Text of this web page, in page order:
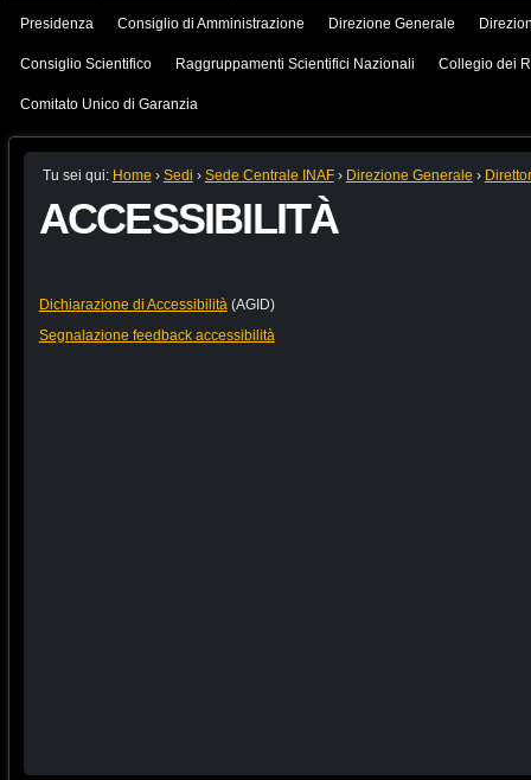
Presidenza Consiglio di Amministrazione Direzione Generale
Consiglio Scientifico Raggruppamenti Scientifici Nazionali Collegio dei
Comitato Unico di Garanzia
Tu sei qui: Home › Sedi › Sede Centrale INAF › Direzione Generale ›
ACCESSIBILITÀ
Dichiarazione di Accessibilità (AGID)
Segnalazione feedback accessibilità